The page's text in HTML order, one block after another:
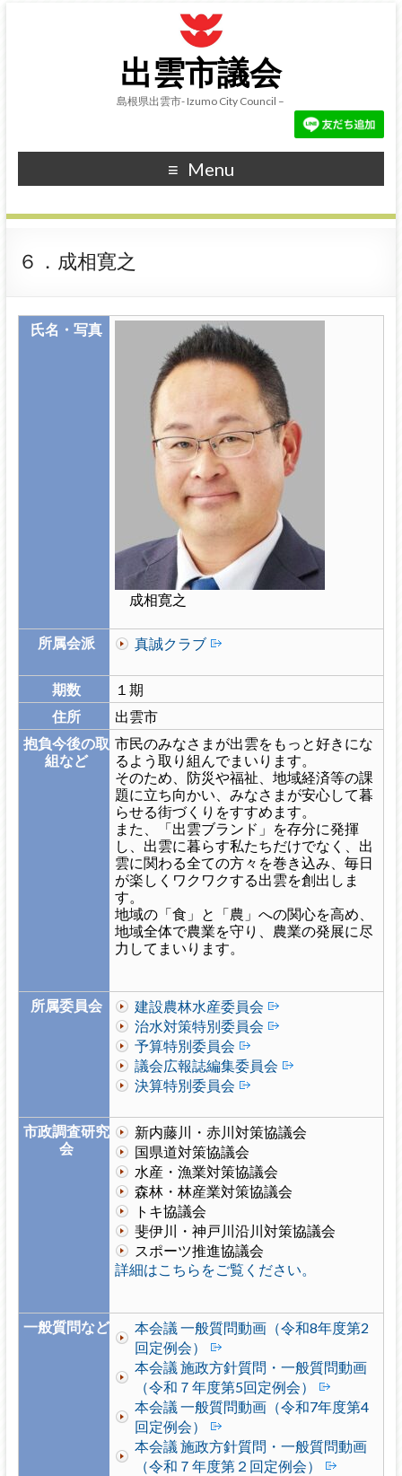
出雲市議会
島根県出雲市- Izumo City Council –
Menu
６．成相寛之
氏名・写真
成相寛之
所属会派 真誠クラブ
期数
１期
住所
出雲市
抱負今後の取
組など
市民のみなさまが出雲をもっと好きにな
るよう取り組んでまいります。
そのため、防災や福祉、地域経済等の課
題に立ち向かい、みなさまが安心して暮
らせる街づくりをすすめます。
また、「出雲ブランド」を存分に発揮
し、出雲に暮らす私たちだけでなく、出
雲に関わる全ての方々を巻き込み、毎日
が楽しくワクワクする出雲を創出しま
す。
地域の「食」と「農」への関心を高め、
地域全体で農業を守り、農業の発展に尽
力してまいります。
所属委員会
建設農林水産委員会
治水対策特別委員会
予算特別委員会
議会広報誌編集委員会
決算特別委員会
市政調査研究
会
新内藤川・赤川対策協議会
国県道対策協議会
水産・漁業対策協議会
森林・林産業対策協議会
トキ協議会
斐伊川・神戸川沿川対策協議会
スポーツ推進協議会
詳細はこちらをご覧ください。
一般質問など
本会議 一般質問動画（令和8年度第2
回定例会）
本会議 施政方針質問・一般質問動画
（令和７年度第5回定例会）
本会議 一般質問動画（令和7年度第4
回定例会）
本会議 施政方針質問・一般質問動画
（令和７年度第２回定例会）